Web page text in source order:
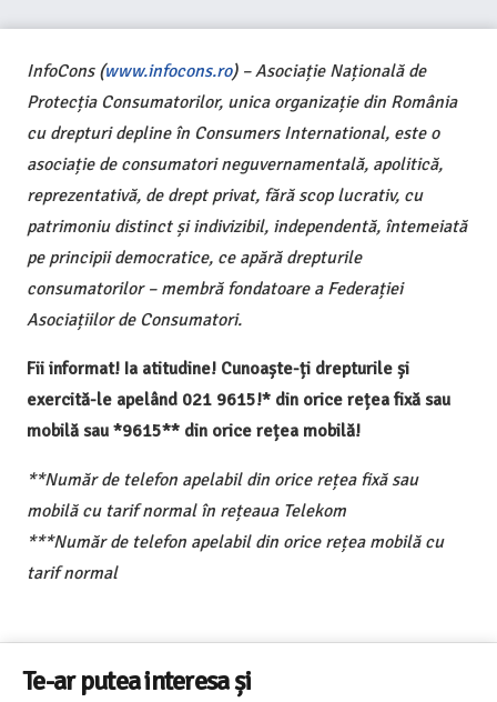
InfoCons (www.infocons.ro) – Asociație Națională de
Protecția Consumatorilor, unica organizație din România
cu drepturi depline în Consumers International, este o
asociație de consumatori neguvernamentală, apolitică,
reprezentativă, de drept privat, fără scop lucrativ, cu
patrimoniu distinct și indivizibil, independentă, întemeiată
pe principii democratice, ce apără drepturile
consumatorilor – membră fondatoare a Federației
Asociațiilor de Consumatori.
Fii informat! Ia atitudine! Cunoaște-ți drepturile și
exercită-le apelând 021 9615!* din orice rețea fixă sau
mobilă sau *9615** din orice rețea mobilă!
**Număr de telefon apelabil din orice rețea fixă sau
mobilă cu tarif normal în rețeaua Telekom
***Număr de telefon apelabil din orice rețea mobilă cu
tarif normal
Te-ar putea interesa și